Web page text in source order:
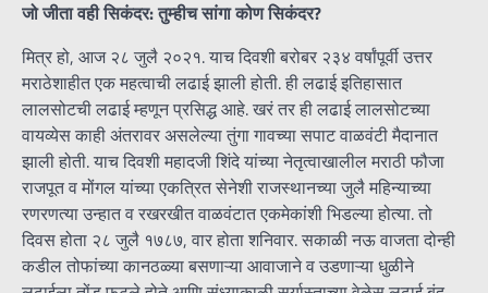
जो जीता वही सिकंदर:तुम्हीच सांगा कोण सिकंदर?
मित्र हो, आज २८ जुलै २०२१. याच दिवशी बरोबर २३४ वर्षांपूर्वी उत्तर
मराठेशाहीत एक महत्वाची लढाई झाली होती. ही लढाई इतिहासात
लालसोटची लढाई म्हणून प्रसिद्ध आहे. खरं तर ही लढाई लालसोटच्या
वायव्येस काही अंतरावर असलेल्या तुंगा गावच्या सपाट वाळवंटी मैदानात
झाली होती. याच दिवशी महादजी शिंदे यांच्या नेतृत्वाखालील मराठी फौजा
राजपूत व मोंगल यांच्या एकत्रित सेनेशी राजस्थानच्या जुलै महिन्याच्या
रणरणत्या उन्हात व रखरखीत वाळवंटात एकमेकांशी भिडल्या होत्या. तो
दिवस होता २८ जुलै १७८७, वार होता शनिवार. सकाळी नऊ वाजता दोन्ही
कडील तोफांच्या कानठळ्या बसणाऱ्या आवाजाने व उडणाऱ्या धुळीने